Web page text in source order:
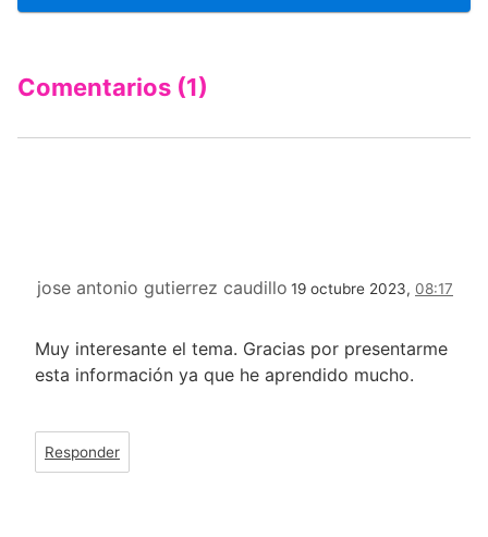
Comentarios (1)
jose antonio gutierrez caudillo 19 octubre 2023, 08:17
Muy interesante el tema. Gracias por presentarme
esta información ya que he aprendido mucho.
Responder